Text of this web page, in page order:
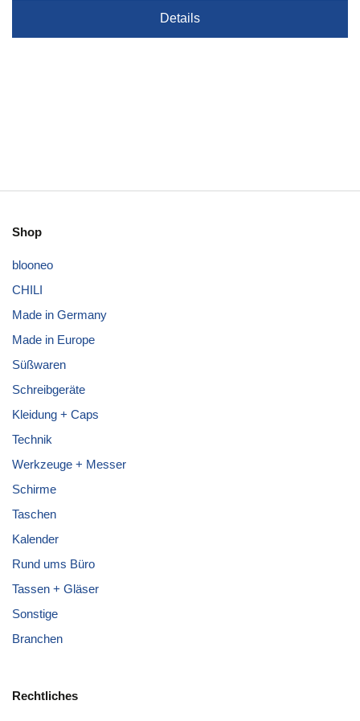
Details
Shop
blooneo
CHILI
Made in Germany
Made in Europe
Süßwaren
Schreibgeräte
Kleidung + Caps
Technik
Werkzeuge + Messer
Schirme
Taschen
Kalender
Rund ums Büro
Tassen + Gläser
Sonstige
Branchen
Rechtliches